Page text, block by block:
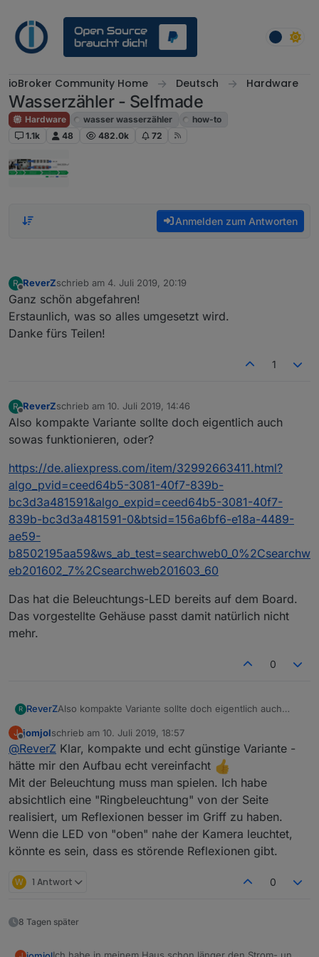
ioBroker Community Home Deutsch Hardware
Wasserzähler - Selfmade
Hardware wasser wasserzähler
how-to
1.1k
48 482.0k 72
Anmelden zum Antworten
R ReverZschrieb am 4. Juli 2019, 20:19
zuletzt editiert von
Ganz schön abgefahren!
Erstaunlich, was so alles umgesetzt wird.
Danke fürs Teilen!
1
R
Offline
ReverZschrieb am 10. Juli 2019, 14:46
zuletzt editiert von
Also kompakte Variante sollte doch eigentlich auch
sowas funktionieren, oder?
https://de.aliexpress.com/item/32992663411.html?
algo_pvid=ceed64b5-3081-40f7-839b-
bc3d3a481591&algo_expid=ceed64b5-3081-40f7-
839b-bc3d3a481591-0&btsid=156a6bf6-e18a-4489-
ae59-
b8502195aa59&ws_ab_test=searchweb0_0%2Csearchw
eb201602_7%2Csearchweb201603_60
Das hat die Beleuchtungs-LED bereits auf dem Board.
Das vorgestellte Gehäuse passt damit natürlich nicht
mehr.
0
R ReverZAlso kompakte Variante sollte doch eigentlich auch
https://de.aliexpress.com/item/32992663411.html?
algo_pvid=ceed64b5-3081-40f7-839b-
bc3d3a481591&algo_expid=ceed64b5-3081-40f7-
839b-bc3d3a481591-0&btsid=156a6bf6-e18a-4489-
ae59-
b8502195aa59&ws_ab_test=searchweb0_0%2Csearch
web201602_7%2Csearchweb201603_60
Das hat die Beleuchtungs-LED bereits auf dem Board.
Das vorgestellte Gehäuse passt damit natürlich nicht
mehr.
J
Offline
jomjolschrieb am 10. Juli 2019, 18:57
zuletzt editiert von
@ReverZ Klar, kompakte und echt günstige Variante -
hätte mir den Aufbau echt vereinfacht
Mit der Beleuchtung muss man spielen. Ich habe
absichtlich eine "Ringbeleuchtung" von der Seite
realisiert, um Reflexionen besser im Griff zu haben.
Wenn die LED von "oben" nahe der Kamera leuchtet,
könnte es sein, dass es störende Reflexionen gibt.
W 1 Antwort 0
8 Tagen später
J